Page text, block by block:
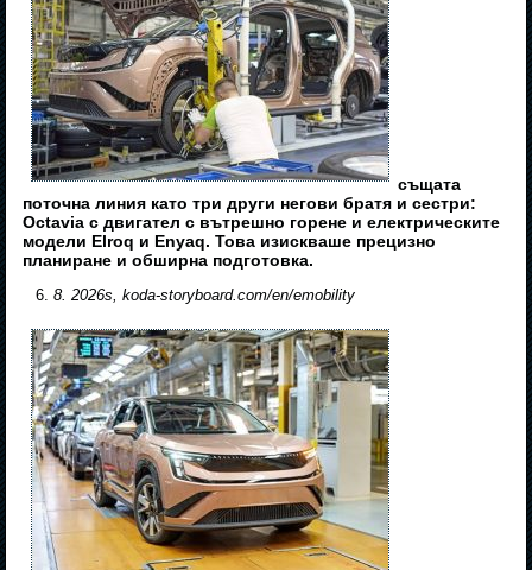
същата
поточна линия като три други негови братя и сестри:
Octavia с двигател с вътрешно горене и електрическите
модели Elroq и Enyaq. Това изискваше прецизно
планиране и обширна подготовка.
8. 2026s, koda-storyboard.com/en/emobility